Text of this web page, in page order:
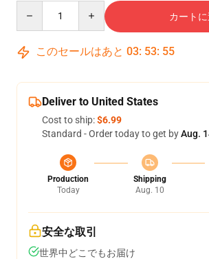
カート
このセールはあと 03: 53: 54
Deliver to United States
Cost to ship:$6.99
Standard - Order today to get byAug.
Production
Today
Shipping
Aug. 10
安全な取引
世界中どこでもお届け